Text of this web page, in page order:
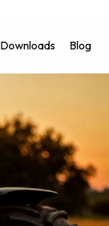
Downloads Blog